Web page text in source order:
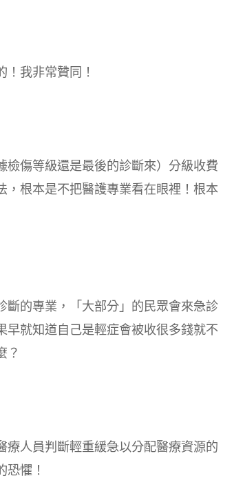
！我非常贊同！
檢傷等級還是最後的診斷來）分級收費
，根本是不把醫護專業看在眼裡！根本
斷的專業，「大部分」的民眾會來急診
早就知道自己是輕症會被收很多錢就不
？
療人員判斷輕重緩急以分配醫療資源的
恐懼！